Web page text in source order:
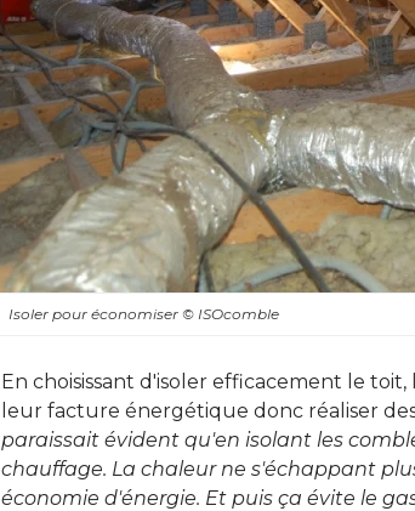
Isoler pour économiser© ISOcomble
En choisissant d'isoler efficacement le
leur facture énergétique donc réaliser
paraissait évident qu'en isolant les
chauffage. La chaleur ne s'échappant
économie d'énergie. Et puis ça évite le